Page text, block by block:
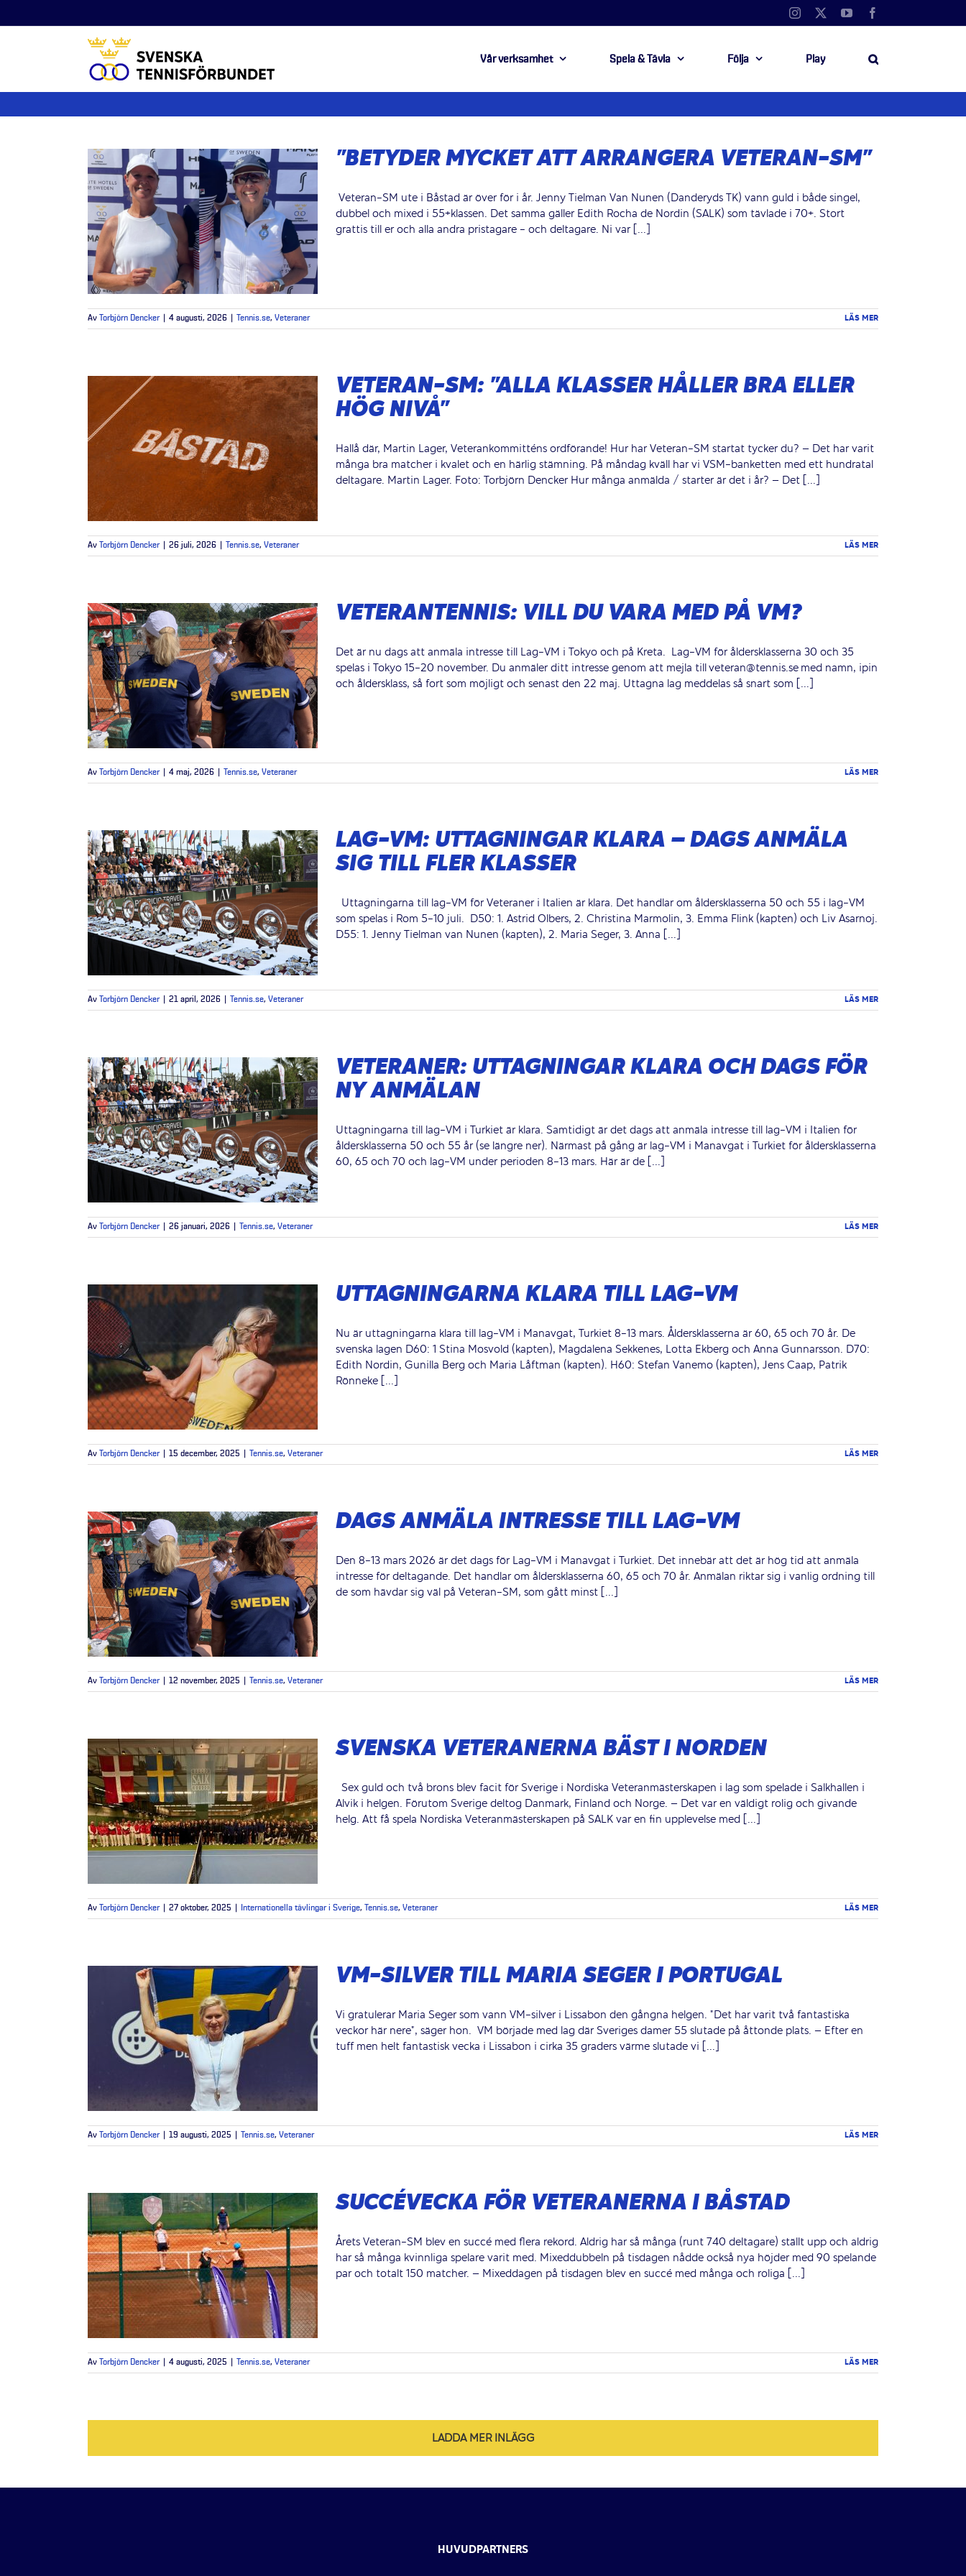
till
Instagram YouTube
Vår verksamhet Spela & Tävla Följa Play
”BETYDER MYCKET ATT ARRANGERA VETERAN-SM”
Veteran-SM ute i Båstad är över för i år. Jenny Tielman Van Nunen (Danderyds TK) vann guld i både singel,
dubbel och mixed i 55+klassen. Det samma gäller Edith Rocha de Nordin (SALK) som tävlade i 70+. Stort
grattis till er och alla andra pristagare - och deltagare. Ni var [...]
Av Torbjörn Dencker 4 augusti, 2026 Tennis.se, Veteraner LÄS MER
VETERAN-SM: ”ALLA KLASSER HÅLLER BRA ELLER
HÖG NIVÅ”
Hallå där, Martin Lager, Veterankommitténs ordförande! Hur har Veteran-SM startat tycker du? – Det har varit
många bra matcher i kvalet och en härlig stämning. På måndag kväll har vi VSM-banketten med ett hundratal
deltagare. Martin Lager. Foto: Torbjörn Dencker Hur många anmälda / starter är det i år? – Det [...]
Av Torbjörn Dencker 26 juli, 2026 Tennis.se, Veteraner LÄS MER
VETERANTENNIS: VILL DU VARA MED PÅ VM?
Det är nu dags att anmäla intresse till Lag-VM i Tokyo och på Kreta. Lag-VM för åldersklasserna 30 och 35
spelas i Tokyo 15-20 november. Du anmäler ditt intresse genom att mejla till veteran@tennis.se med namn, ipin
och åldersklass, så fort som möjligt och senast den 22 maj. Uttagna lag meddelas så snart som [...]
Av Torbjörn Dencker 4 maj, 2026 Tennis.se, Veteraner LÄS MER
LAG-VM: UTTAGNINGAR KLARA – DAGS ANMÄLA
SIG TILL FLER KLASSER
Uttagningarna till lag-VM för Veteraner i Italien är klara. Det handlar om åldersklasserna 50 och 55 i lag-VM
som spelas i Rom 5-10 juli. D50: 1. Astrid Olbers, 2. Christina Marmolin, 3. Emma Flink (kapten) och Liv Asarnoj.
D55: 1. Jenny Tielman van Nunen (kapten), 2. Maria Seger, 3. Anna [...]
Av Torbjörn Dencker 21 april, 2026 Tennis.se, Veteraner LÄS MER
VETERANER: UTTAGNINGAR KLARA OCH DAGS FÖR
NY ANMÄLAN
Uttagningarna till lag-VM i Turkiet är klara. Samtidigt är det dags att anmäla intresse till lag-VM i Italien för
åldersklasserna 50 och 55 år (se längre ner). Närmast på gång är lag-VM i Manavgat i Turkiet för åldersklasserna
60, 65 och 70 och lag-VM under perioden 8-13 mars. Här är de [...]
Av Torbjörn Dencker 26 januari, 2026 Tennis.se, Veteraner LÄS MER
UTTAGNINGARNA KLARA TILL LAG-VM
Nu är uttagningarna klara till lag-VM i Manavgat, Turkiet 8-13 mars. Åldersklasserna är 60, 65 och 70 år. De
svenska lagen D60: 1 Stina Mosvold (kapten), Magdalena Sekkenes, Lotta Ekberg och Anna Gunnarsson. D70:
Edith Nordin, Gunilla Berg och Maria Låftman (kapten). H60: Stefan Vanemo (kapten), Jens Caap, Patrik
Rönneke [...]
Av Torbjörn Dencker 15 december, 2025 Tennis.se, Veteraner LÄS MER
DAGS ANMÄLA INTRESSE TILL LAG-VM
Den 8-13 mars 2026 är det dags för Lag-VM i Manavgat i Turkiet. Det innebär att det är hög tid att anmäla
intresse för deltagande. Det handlar om åldersklasserna 60, 65 och 70 år. Anmälan riktar sig i vanlig ordning till
de som hävdar sig väl på Veteran-SM, som gått minst [...]
Av Torbjörn Dencker 12 november, 2025 Tennis.se, Veteraner LÄS MER
SVENSKA VETERANERNA BÄST I NORDEN
Sex guld och två brons blev facit för Sverige i Nordiska Veteranmästerskapen i lag som spelade i Salkhallen i
Alvik i helgen. Förutom Sverige deltog Danmark, Finland och Norge. – Det var en väldigt rolig och givande
helg. Att få spela Nordiska Veteranmästerskapen på SALK var en fin upplevelse med [...]
Av Torbjörn Dencker 27 oktober, 2025 Internationella tävlingar i Sverige, Tennis.se, Veteraner LÄS MER
VM-SILVER TILL MARIA SEGER I PORTUGAL
Vi gratulerar Maria Seger som vann VM-silver i Lissabon den gångna helgen. ”Det har varit två fantastiska
veckor här nere”, säger hon. VM började med lag där Sveriges damer 55 slutade på åttonde plats. – Efter en
tuff men helt fantastisk vecka i Lissabon i cirka 35 graders värme slutade vi [...]
Av Torbjörn Dencker 19 augusti, 2025 Tennis.se, Veteraner LÄS MER
SUCCÉVECKA FÖR VETERANERNA I BÅSTAD
Årets Veteran-SM blev en succé med flera rekord. Aldrig har så många (runt 740 deltagare) ställt upp och aldrig
har så många kvinnliga spelare varit med. Mixeddubbeln på tisdagen nådde också nya höjder med 90 spelande
par och totalt 150 matcher. – Mixeddagen på tisdagen blev en succé med många och roliga [...]
Av Torbjörn Dencker 4 augusti, 2025 Tennis.se, Veteraner LÄS MER
LADDA MER INLÄGG
HUVUDPARTNERS